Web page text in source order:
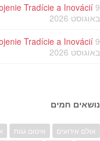
Tradície a Inovácií 9
באוגוסט 2026
Tradície a Inovácií 9
באוגוסט 2026
נושאים חמים
אולם אירועים איטום גגות